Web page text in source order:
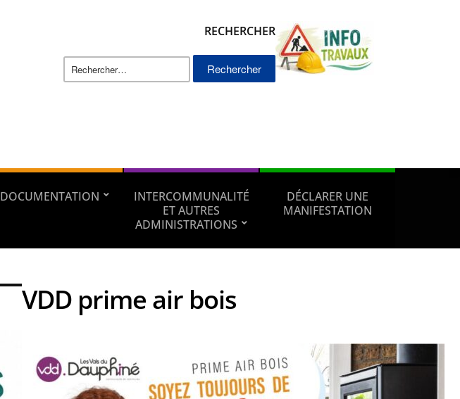
RECHERCHER
Rechercher :
DOCUMENTATION
INTERCOMMUNALITÉ
ET AUTRES
ADMINISTRATIONS
DÉCLARER UNE
MANIFESTATION
VDD prime air bois